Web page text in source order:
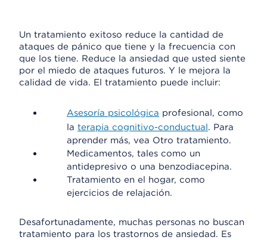
Un tratamiento exitoso reduce la cantidad de
ataques de pánico que tiene y la frecuencia con
que los tiene. Reduce la ansiedad que usted siente
por el miedo de ataques futuros. Y le mejora la
calidad de vida. El tratamiento puede incluir:
Asesoría psicológica profesional, como
la terapia cognitivo-conductual. Para
aprender más, vea Otro tratamiento.
Medicamentos, tales como un
antidepresivo o una benzodiacepina.
Tratamiento en el hogar, como
ejercicios de relajación.
Desafortunadamente, muchas personas no buscan
tratamiento para los trastornos de ansiedad. Es